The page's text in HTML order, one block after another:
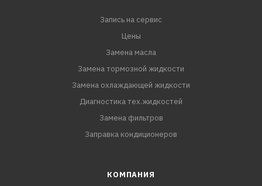
поверхностей,что препятствует образованию
локальных зон перегрева.Антифриз AGA-Z40 глубоко
проникает в микрорельеф поверхности металла, что
значительно повышает эффективную площадь
контакта поверхности и жидкости, тем самым
Запись на сервис
Цены
Замена масла
Замена тормозной жидкости
Замена охлаждающей жидкости
Диагностика тех.жидкостей
Замена фильтров
Заправка кондиционеров
КОМПАНИЯ